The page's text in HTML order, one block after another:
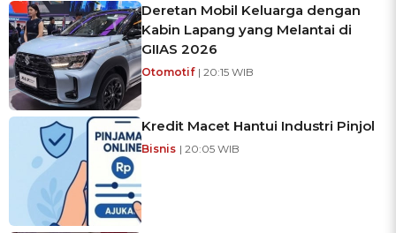
Deretan Mobil Keluarga dengan
Kabin Lapang yang Melantai di
GIIAS 2026
Otomotif | 20:15 WIB
Kredit Macet Hantui Industri Pinjol
Bisnis | 20:05 WIB